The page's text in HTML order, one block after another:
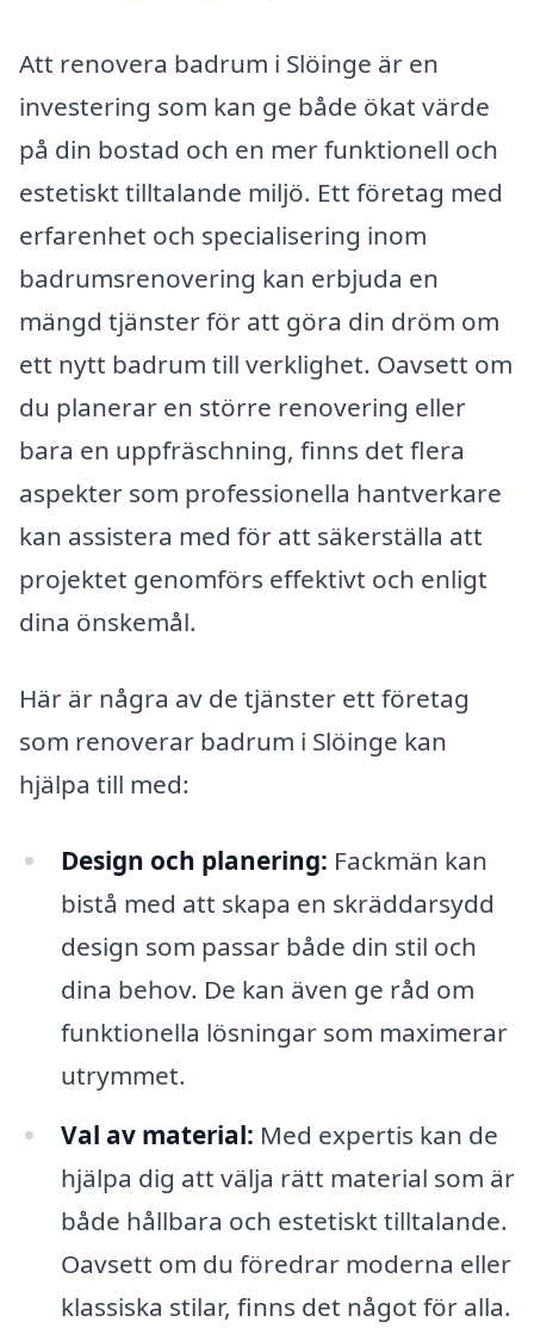
Att renovera badrum i Slöinge är en
investering som kan ge både ökat värde
på din bostad och en mer funktionell och
estetiskt tilltalande miljö. Ett företag med
erfarenhet och specialisering inom
badrumsrenovering kan erbjuda en
mängd tjänster för att göra din dröm om
ett nytt badrum till verklighet. Oavsett om
du planerar en större renovering eller
bara en uppfräschning, finns det flera
aspekter som professionella hantverkare
kan assistera med för att säkerställa att
projektet genomförs effektivt och enligt
dina önskemål.
Här är några av de tjänster ett företag
som renoverar badrum i Slöinge kan
hjälpa till med:
Design och planering: Fackmän kan
bistå med att skapa en skräddarsydd
design som passar både din stil och
dina behov. De kan även ge råd om
funktionella lösningar som maximerar
utrymmet.
Val av material: Med expertis kan de
hjälpa dig att välja rätt material som är
både hållbara och estetiskt tilltalande.
Oavsett om du föredrar moderna eller
klassiska stilar, finns det något för alla.